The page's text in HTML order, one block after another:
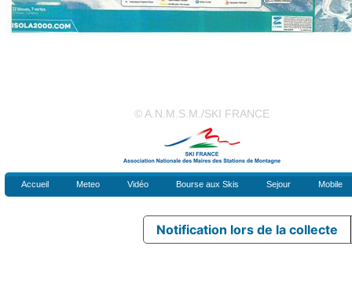
© A.N.M.S.M./SKI FRANCE
Accueil Meteo Vidéo Bourse aux Skis Sejour Mobile
Notification lors de la collecte